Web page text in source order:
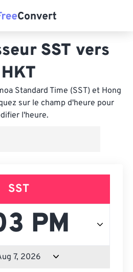
SST vers
HKT
Standard Time (SST) et Hong
sur le champ d'heure pour
l'heure.
SST